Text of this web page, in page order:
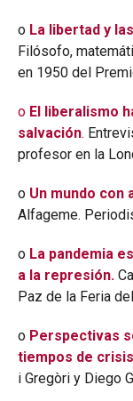
o La libertad y
Filósofo,
en 1950 del
o El liberalismo
salvación.
profesor en la
o Un mundo con
Alfageme.
o La pandemia
a la represión.
Paz de la Feria
o Perspectivas
tiempos de
i Gregòri y Diego